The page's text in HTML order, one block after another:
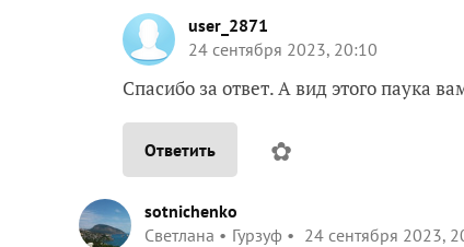
user_2871
24 сентября 2023, 20:10
Спасибо за ответ. А вид этого паука
Ответить ✿
sotnichenko
Светлана
Гурзуф 24 сентября 2023,